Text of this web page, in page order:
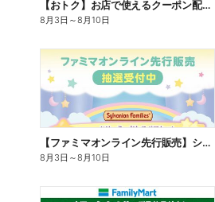
【おトク】お店で使えるクーポン配信中
8月3日 ～8月10日
【ファミマオンライン先行販売】シルバニアファミリー
8月3日 ～8月10日